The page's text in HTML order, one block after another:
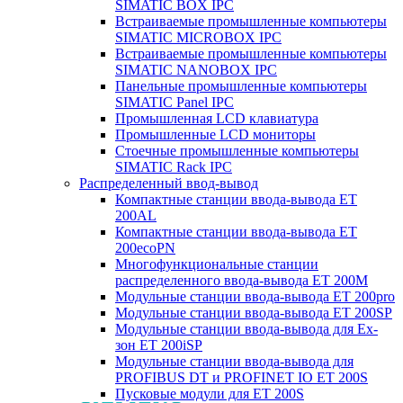
SIMATIC BOX IPC
Встраиваемые промышленные компьютеры
SIMATIC MICROBOX IPC
Встраиваемые промышленные компьютеры
SIMATIC NANOBOX IPC
Панельные промышленные компьютеры
SIMATIC Panel IPC
Промышленная LCD клавиатура
Промышленные LCD мониторы
Стоечные промышленные компьютеры
SIMATIC Rack IPC
Распределенный ввод-вывод
Компактные станции ввода-вывода ET
200AL
Компактные станции ввода-вывода ET
200ecoPN
Многофункциональные станции
распределенного ввода-вывода ET 200M
Модульные станции ввода-вывода ET 200pro
Модульные станции ввода-вывода ET 200SP
Модульные станции ввода-вывода для Ex-
зон ET 200iSP
Модульные станции ввода-вывода для
PROFIBUS DT и PROFINET IO ET 200S
Пусковые модули для ET 200S